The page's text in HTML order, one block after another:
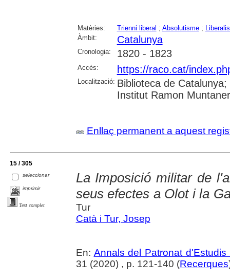
Matèries: Trienni liberal ; Absolutisme;
Àmbit:
Catalunya
Cronologia: 1820 - 1823
Accés: https://raco.cat/
Localització: Biblioteca de
Institut Ramon
Enllaç permanent a aquest
15 / 305
seleccionar
imprimir
Text complet
La Imposició militar de
seus efectes a Olot i la
Tur
Catà i Tur, Josep
En: Annals del Patronat
31 (2020) , p. 121-140 (Recerques